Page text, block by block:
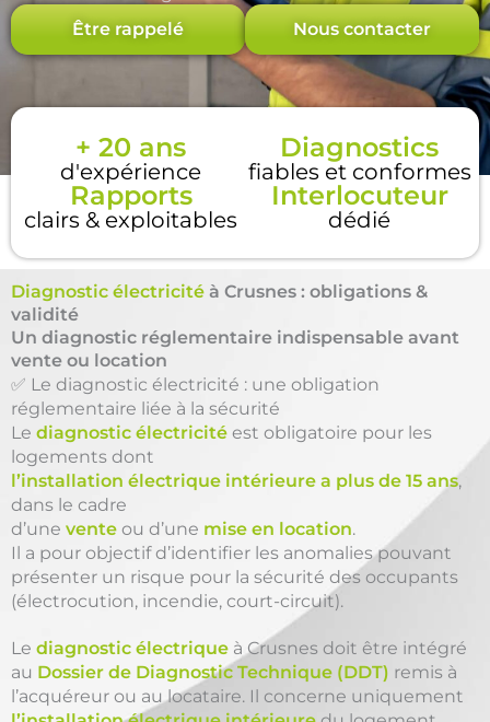
Être rappelé Nous contacter
+ 20 ans
d'expérience
Diagnostics
fiables et conformes
Rapports
clairs & exploitables
Interlocuteur
dédié
Diagnostic électricité à Crusnes : obligations &
validité
Un diagnostic réglementaire indispensable avant
vente ou location
✅ Le diagnostic électricité : une obligation
réglementaire liée à la sécurité
Le diagnostic électricité est obligatoire pour les
logements dont
l’installation électrique intérieure a plus de 15 ans,
dans le cadre
d’une vente ou d’une mise en location.
Il a pour objectif d’identifier les anomalies pouvant
présenter un risque pour la sécurité des occupants
(électrocution, incendie, court-circuit).
Le diagnostic électrique à Crusnes doit être intégré
au Dossier de Diagnostic Technique (DDT) remis à
l’acquéreur ou au locataire. Il concerne uniquement